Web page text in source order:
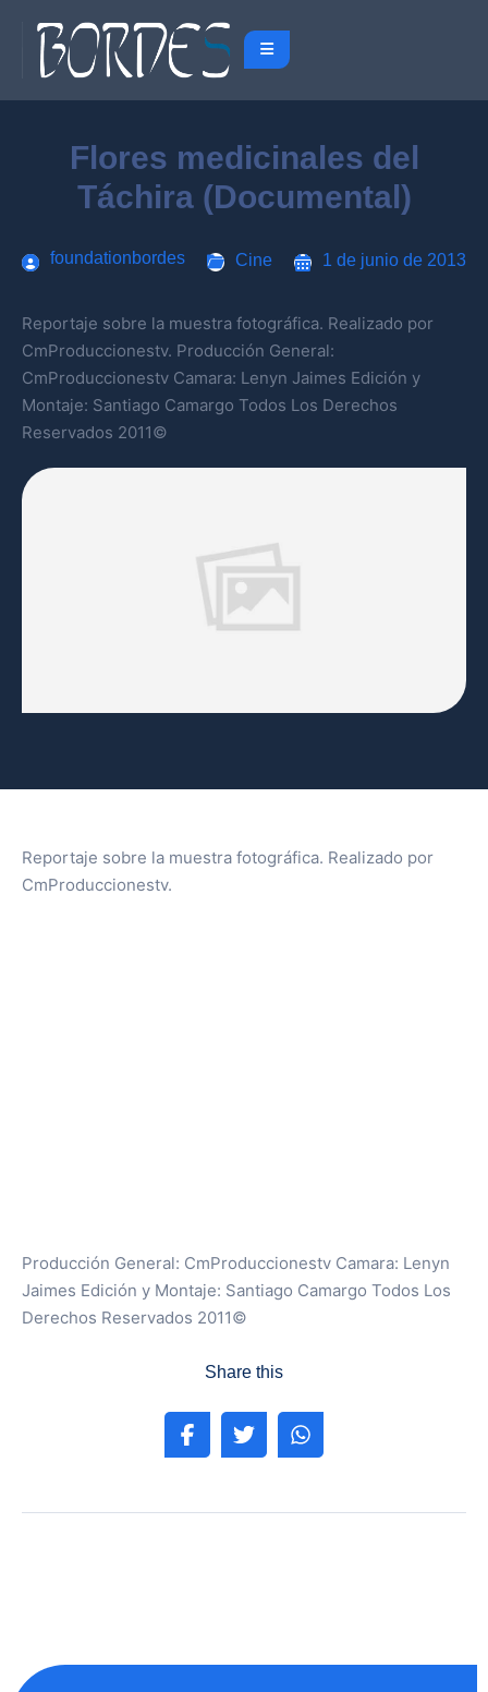
Flores medicinales del
Táchira (Documental)
foundationbordes Cine 1 de junio de 2013
Reportaje sobre la muestra fotográfica. Realizado por
CmProduccionestv. Producción General:
CmProduccionestv Camara: Lenyn Jaimes Edición y
Montaje: Santiago Camargo Todos Los Derechos
Reservados 2011©
Reportaje sobre la muestra fotográfica. Realizado por
CmProduccionestv.
Producción General: CmProduccionestv Camara: Lenyn
Jaimes Edición y Montaje: Santiago Camargo Todos Los
Derechos Reservados 2011©
Share this